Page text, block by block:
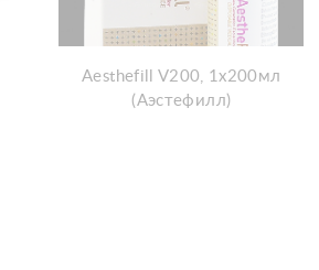
Aesthefill V200, 1x200мл
(Аэстефилл)